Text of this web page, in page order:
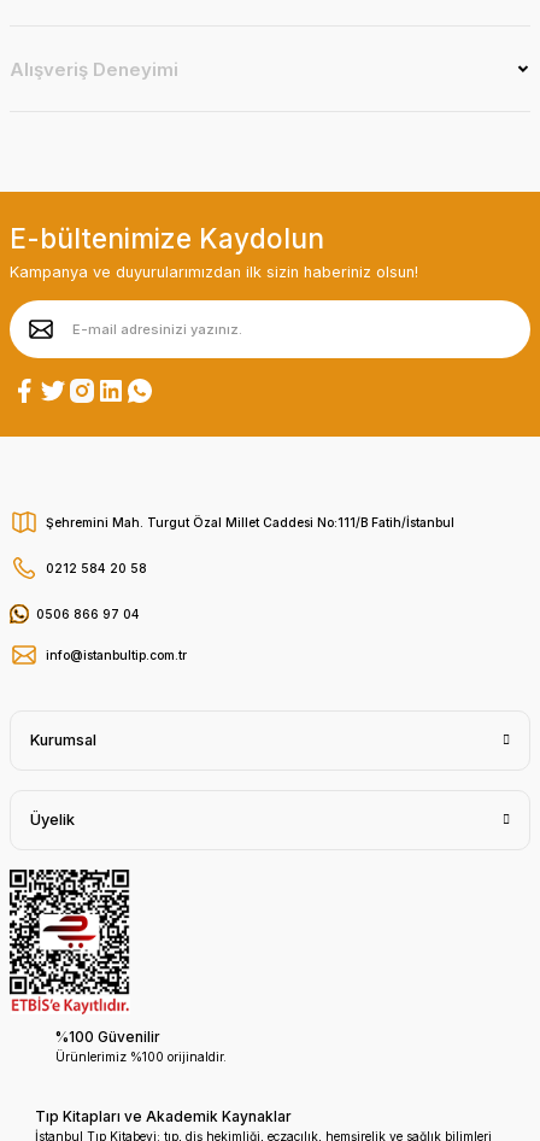
Alışveriş Deneyimi
E-bültenimize Kaydolun
Kampanya ve duyurularımızdan ilk sizin haberiniz olsun!
Şehremini Mah. Turgut Özal Millet Caddesi No:111/B Fatih/İstanbul
0212 584 20 58
0506 866 97 04
info@istanbultip.com.tr
Kurumsal
Üyelik
%100 Güvenilir
Ürünlerimiz %100 orijinaldir.
Tıp Kitapları ve Akademik Kaynaklar
İstanbul Tıp Kitabevi; tıp, diş hekimliği, eczacılık, hemşirelik ve sağlık bilimleri